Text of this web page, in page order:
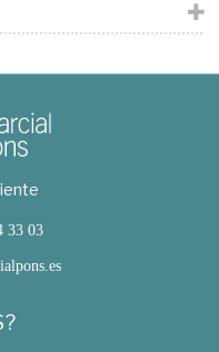
33 03